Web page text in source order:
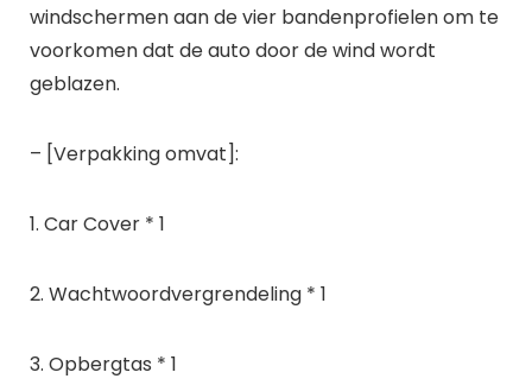
windschermen aan de vier bandenprofielen om te
voorkomen dat de auto door de wind wordt
geblazen.
– [Verpakking omvat]:
1. Car Cover * 1
2. Wachtwoordvergrendeling * 1
3. Opbergtas * 1